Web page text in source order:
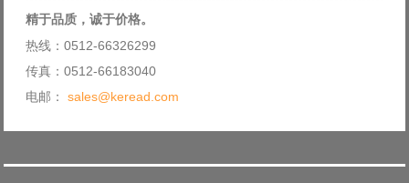
精于品质，诚于价格。
热线：0512-66326299
传真：0512-66183040
电邮： sales@keread.com